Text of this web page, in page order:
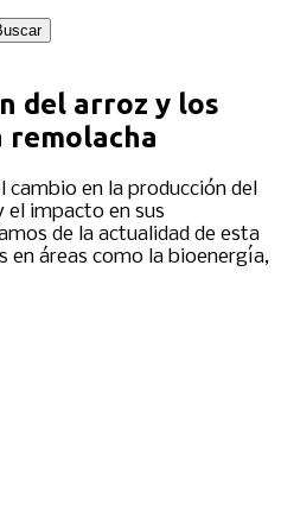
del arroz y los
remolacha
cambio en la producción del
el impacto en sus
de la actualidad de esta
en áreas como la bioenergía,